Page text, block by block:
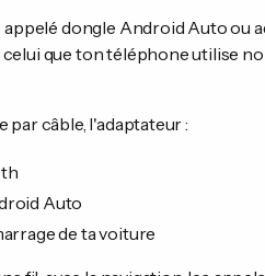
dongle Android Auto ou
que ton téléphone utilise
câble, l'adaptateur :
Auto
de ta voiture